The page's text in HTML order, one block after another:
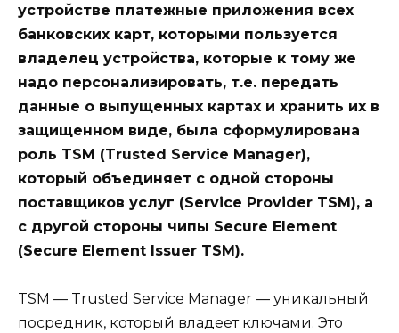
устройстве платежные приложения всех
банковских карт, которыми пользуется
владелец устройства, которые к тому же
надо персонализировать, т.е. передать
данные о выпущенных картах и хранить их в
защищенном виде, была сформулирована
роль TSM (Trusted Service Manager),
который объединяет с одной стороны
поставщиков услуг (Service Provider TSM), а
с другой стороны чипы Secure Element
(Secure Element Issuer TSM).
TSM — Trusted Service Manager — уникальный
посредник, который владеет ключами. Это